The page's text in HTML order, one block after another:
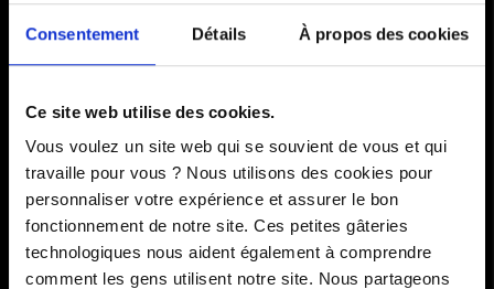
Consentement Détails À propos des cookies
Ce site web utilise des cookies.
Vous voulez un site web qui se souvient de vous et qui
travaille pour vous ? Nous utilisons des cookies pour
personnaliser votre expérience et assurer le bon
fonctionnement de notre site. Ces petites gâteries
technologiques nous aident également à comprendre
comment les gens utilisent notre site. Nous partageons
Paiements
Livraisons
Comment renvoyer des articles
SAV